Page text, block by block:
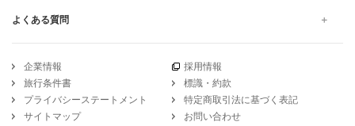
よくある質問
企業情報
採用情報
旅行条件書
標識・約款
プライバシーステートメント
特定商取引法に基づく表記
サイトマップ
お問い合わせ